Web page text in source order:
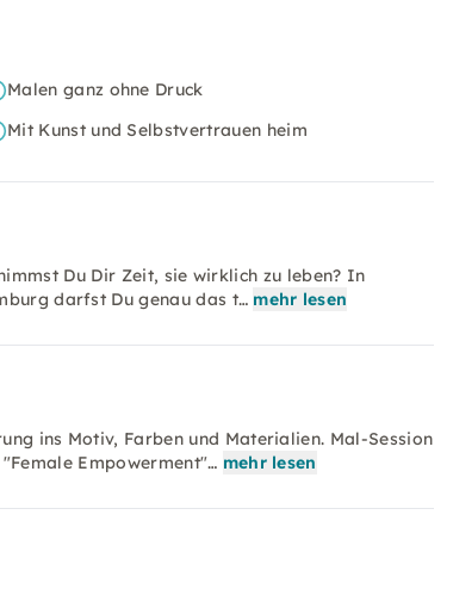
Malen ganz ohne Druck
Mit Kunst und Selbstvertrauen heim
Du Dir Zeit, sie wirklich zu leben? In
darfst Du genau das t… mehr lesen
ins Motiv, Farben und Materialien. Mal-Session
Empowerment"… mehr lesen